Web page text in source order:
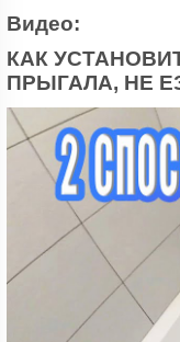
Видео:
КАК
ПРЫГАЛА, НЕ